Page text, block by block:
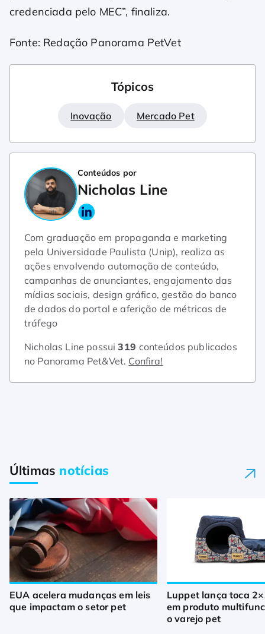
credenciada pelo MEC”, finaliza.
Fonte: Redação Panorama PetVet
Tópicos
Inovação Mercado Pet
Conteúdos por
Nicholas Line
Com graduação em propaganda e marketing
pela Universidade Paulista (Unip), realiza as
ações envolvendo automação de conteúdo,
campanhas de anunciantes, engajamento das
mídias sociais, design gráfico, gestão do banco
de dados do portal e aferição de métricas de
tráfego
Nicholas Line possui319 conteúdos publicados
no Panorama Pet&Vet. Confira!
Últimas notícias
EUA acelera mudanças em leis
que impactam o setor pet
Luppet lança toca
em produto
o varejo pet